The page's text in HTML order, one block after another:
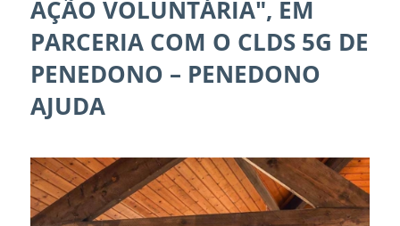
AÇÃO VOLUNTÁRIA", EM
PARCERIA COM O CLDS 5G DE
PENEDONO – PENEDONO
AJUDA